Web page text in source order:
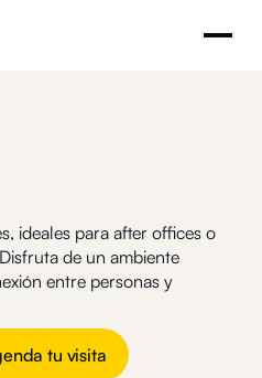
ideales para after offices o
de un ambiente
entre personas y
tu visita